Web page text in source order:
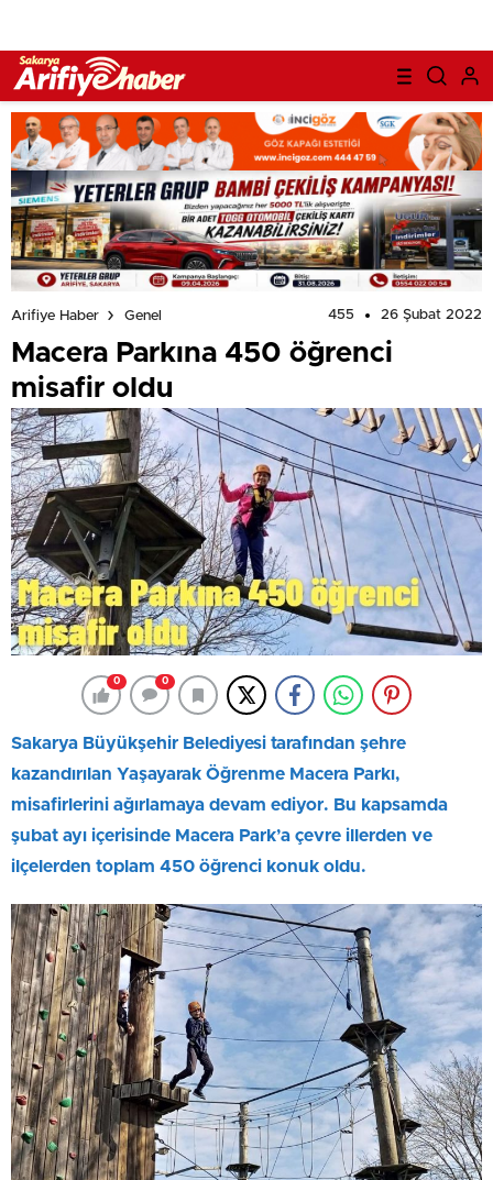
Arifiye Haber Genel 455 26 Şubat 2022
Macera Parkına 450 öğrenci
misafir oldu
0 0
Sakarya Büyükşehir Belediyesi tarafından şehre
kazandırılan Yaşayarak Öğrenme Macera Parkı,
misafirlerini ağırlamaya devam ediyor. Bu kapsamda
şubat ayı içerisinde Macera Park’a çevre illerden ve
ilçelerden toplam 450 öğrenci konuk oldu.